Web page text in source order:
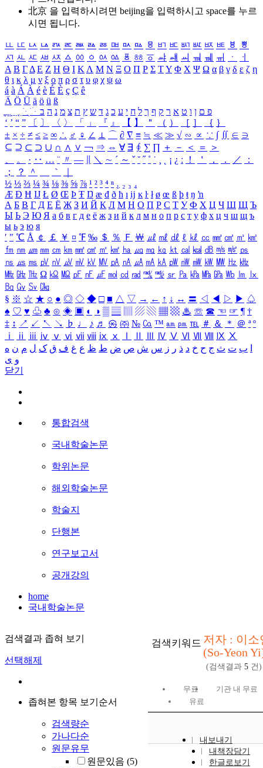
北京 을 입력하시려면 beijing을 입력하시고 space를 누르
시면 됩니다.
ㅥ ㅦ ㅧ ㅨ ㅩ ㅪ ㅫ ㅬ ㅭ ㅮ ㅯ ㅰ ㅱ ㅲ ㅳ ㅴ ㅵ ㅶ ㅷ ㅸ
ㅹ
ㅺ ㅻ ㅼ ㅽ ㅾ ㅿ ㆀ ㆁ ㆂ ㆃ ㆄ ㆅ ㆆ ㆇ ㆈ ㆉ ㆊ ㆋ ㆌ ㆍ
ㆎ
Α Β ΓΔ Ε Ζ Η Θ Ι ΚΛ Μ Ν Ξ Ο Π Ρ Σ ΤΥ Φ Χ Ψ Ω α β γ δ ε ζ η
θ ι κ λ μ ν ξ ο π ρ σ τ υ φ χ ψ ω
á à Á À é è É È ç Ç ê
Ä Ö Ü ä ö ü ß
ִֶֹ ֻּ ׁׂ פ ם ן ו ט א ר ק ף ך ל ח י ע כ ג ד ש ץ ת צ מ נ ה ב
‘ ’ “ ” 〔 〕 〈 〉 「 」 『 』 【 】 ＂ （ ） ［ ］ ｛ ｝
± × ÷ ≠ ≤ ≥ ∞ ∴ ♂ ♀ ∠ ⊥ ⌒ ∂ ∇ ≡ ≒ ≪ ≫ √ ∽ ∝ ∵ ∫ ∬ ∈ ∋
⊆ ⊇ ⊂ ⊃ ∪ ∩ ∧ ∨ ￢ ⇒ ⇔ ∀ ∃ ∮ ∑ ∏ ＋ － ＜ ＝
＞
、
。 · ‥ … ¨ 〃 ― ＼ ∼ ´ ～ ˇ ˘ ˝ ˚ ˙ ¸ ¡ ¿ ː ！ ＇ ， ． ／
：
；
？ ＾ ｀
½ ⅓ ⅔ ¼ ¾ ⅛ ⅜ ⅝ ⅞ ¹ ² ³ ⁴ ⁿ ₁ ₂ ₃ ₄
Æ Ð Ħ Ĳ Ł Ø Œ Þ Ŧ Ŋ æ đ ð ħ ı ĳ ĸ ŀ ł ø œ ß þ ŧ ŋ ŉ
А Б В Г Д Е Ё Ж З И Й К Л М Н О П Р С Т У Ф Х Ц Ч Ш Щ Ъ
Ы Ь Э Ю Я а б в г д е ё ж з и й к л м н о п р с т у ф х ц ч ш щ ъ
ы ь э ю я
′ ″ ℃ Å ￠ ￡ ￥ ¤ ℉ ‰ ＄ ％ Ｆ ￦ ㎕ ㎖ ㎗ ℓ ㎘ ㏄ ㎣ ㎤ ㎥ ㎦
㎙ ㎚ ㎛ ㎜ ㎝ ㎞ ㎟ ㎠ ㎡ ㎢ ㏊ ㎍ ㎎ ㎏ ㏏ ㎈ ㎉ ㏈ ㎧ ㎨ ㎰
㎱ ㎲ ㎳ ㎴ ㎵ ㎶ ㎷ ㎸ ㎹ ㎀ ㎁ ㎂ ㎃ ㎄ ㎺ ㎻ ㎽ ㎾ ㎿ ㎐ ㎑
㎒ ㎓ ㎔ Ω ㏀ ㏁ ㎊ ㎋ ㎌ ㏖ ㏅ ㎭ ㎮ ㎯ ㏛ ㎩ ㎪ ㎫ ㎬ ㏝ ㏐
㏓
㏃ ㏉ ㏜ ㏆
§ ※ ☆ ★ ○ ● ◎ ◇ ◆ □ ■ △ ▽ → ← ↑ ↓ ↔ 〓 ◁ ◀ ▷ ▶ ♤
♠ ♡ ♥ ♧ ♣ ⊙ ◈ ▣ ◐ ◑ ▒ ▤ ▨ ▧ ▦ ▩ ♨ ☏ ☎ ☜ ☞ ¶ †
‡ ↕ ↗ ↙ ↖ ↘ ♭ ♩ ♪ ♬ ㉿ ㈜ № ㏇ ™ ㏂ ㏘ ℡ ＃ ＆ ＊ ＠ ª º
ⅰ
ⅱ ⅲ ⅳ ⅴ ⅵ ⅶ ⅷ ⅸ ⅹ Ⅳ Ⅴ Ⅵ Ⅶ Ⅷ Ⅸ Ⅹ
ب ت ث ج ح خ د ذ ر ز س ش ص ض ط ظ ع غ ف ق ک ل م ن ه
و ی
닫기
통합검색
국내학술논문
학위논문
해외학술논문
학술지
단행본
연구보고서
공개강의
home
국내학술논문
검색결과 좁혀 보기
선택해제
좁혀본 항목 보기순서
검색량순
가나다순
원문유무
원문있음 (5)
검색키워드 저자 : 이소
(So-Yeon
(검색결과 5 건)
무료
기관 내 무료
유료
내보내기
내책장담기
한글로보기